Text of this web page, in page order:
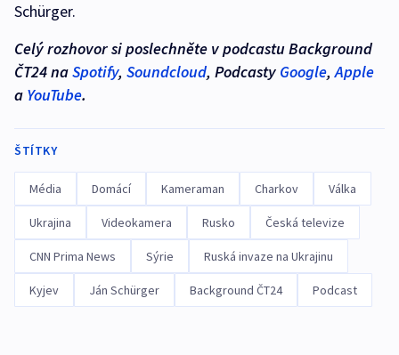
Schürger.
Celý rozhovor si poslechněte v podcastu Background
ČT24 naSpotify, Soundcloud, Podcasty Google,Apple
a YouTube.
ŠTÍTKY
Média Domácí Kameraman Charkov Válka
Ukrajina Videokamera Rusko Česká televize
CNN Prima News Sýrie Ruská invaze na Ukrajinu
Kyjev Ján Schürger Background ČT24 Podcast